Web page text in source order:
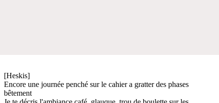
[Heskis]
Encore une journée penché sur le cahier a gratter des phases
bêtement